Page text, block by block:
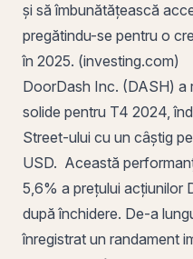
și să îmbunătățească
pregătindu-se pentru o
în 2025. (investing.com)
DoorDash Inc. (DASH) a
solide pentru T4 2024,
Street-ului cu un câștig
USD. Această
5,6% a prețului acțiunilor
după închidere. De-a
înregistrat un randament